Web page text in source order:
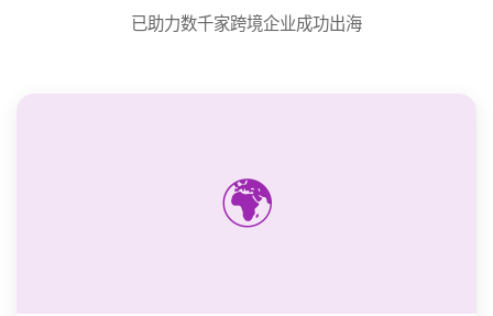
已助力数千家跨境企业成功出海
🌍